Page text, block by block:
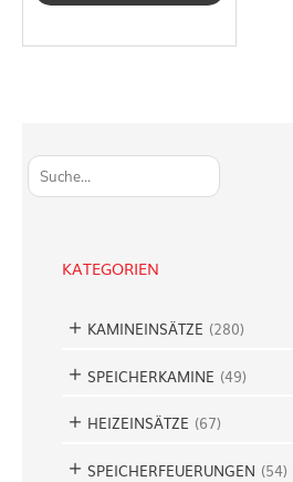
u
c
KATEGORIEN
KAMINEINSÄTZE (280)
SPEICHERKAMINE (49)
HEIZEINSÄTZE (67)
SPEICHERFEUERUNGEN (54)